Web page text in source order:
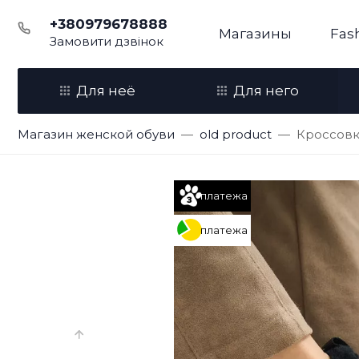
+380979678888
Замовити дзвінок Магазины
Для неё Для него
Магазин женской обуви old product
платежа
платежа